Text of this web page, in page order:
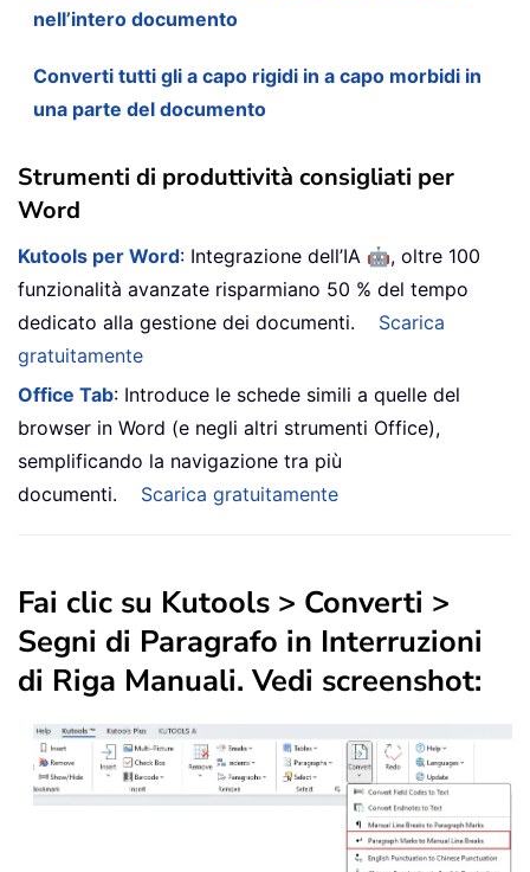
nell’intero documento
Converti tutti gli a capo rigidi in a capo morbidi in
una parte del documento
Strumenti di produttività consigliati per
Word
Kutools per Word: Integrazione dell’IA 🤖, oltre 100
funzionalità avanzate risparmiano 50 % del tempo
dedicato alla gestione dei documenti.
Scarica
gratuitamente
Office Tab: Introduce le schede simili a quelle del
browser in Word (e negli altri strumenti Office),
semplificando la navigazione tra più
documenti.
Scarica gratuitamente
Fai clic su Kutools > Converti >
Segni di Paragrafo in Interruzioni
di Riga Manuali. Vedi screenshot: